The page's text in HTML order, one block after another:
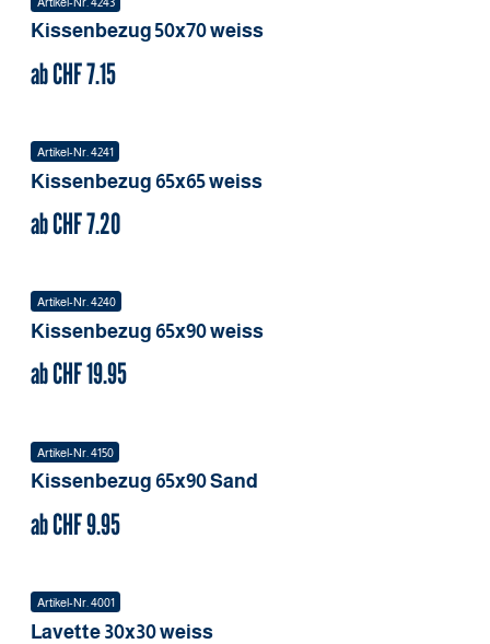
Kissenbezug 50x70weiss
ab CHF7.15
Artikel-Nr. 4241
Kissenbezug 65x65weiss
ab CHF7.20
Artikel-Nr. 4240
Kissenbezug 65x90weiss
ab CHF19.95
Artikel-Nr. 4150
Kissenbezug 65x90Sand
ab CHF9.95
Artikel-Nr. 4001
Lavette 30x30weiss